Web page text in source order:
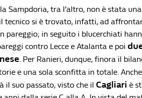
Sampdoria, tra l’altro, non è stata
il tecnico si è trovato, infatti, ad
pareggio; in seguito i blucerchiati
contro Lecce e Atalanta e poi
. Per Ranieri, dunque, finora il
e una sola sconfitta in totale.
il suo passato, visto che il Cagliari è